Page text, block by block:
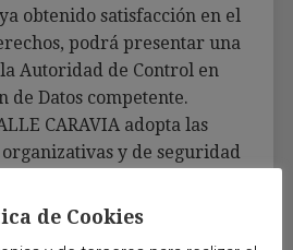
obtenido satisfacción en el
podrá presentar una
Autoridad de Control en
de Datos competente.
CARAVIA adopta las
y de seguridad
de Datos de Carácter
de Cookies